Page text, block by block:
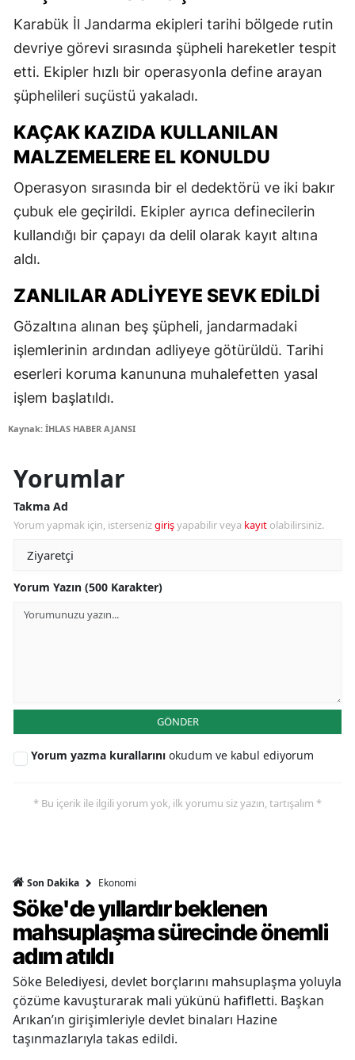
Karabük İl Jandarma ekipleri tarihi bölgede rutin
devriye görevi sırasında şüpheli hareketler tespit
etti. Ekipler hızlı bir operasyonla define arayan
şüphelileri suçüstü yakaladı.
KAÇAK KAZIDA KULLANILAN
MALZEMELERE EL KONULDU
Operasyon sırasında bir el dedektörü ve iki bakır
çubuk ele geçirildi. Ekipler ayrıca definecilerin
kullandığı bir çapayı da delil olarak kayıt altına
aldı.
ZANLILAR ADLIYEYE SEVK EDILDI
Gözaltına alınan beş şüpheli, jandarmadaki
işlemlerinin ardından adliyeye götürüldü. Tarihi
eserleri koruma kanununa muhalefetten yasal
işlem başlatıldı.
Kaynak: İHLAS HABER AJANSI
Yorumlar
Takma Ad
Yorum yapmak için, istersenizgirişyapabilir veya kayıt olabilirsiniz.
Yorum Yazın (500 Karakter)
GÖNDER
Yorum yazma kurallarını okudum ve kabul ediyorum
* Bu içerik ile ilgili yorum yok, ilk yorumu siz yazın, tartışalım *
Son Dakika Ekonomi
Söke'de yıllardır beklenen
mahsuplaşma sürecinde önemli
adım atıldı
Söke Belediyesi, devlet borçlarını mahsuplaşma yoluyla
çözüme kavuşturarak mali yükünü hafifletti. Başkan
Arıkan’ın girişimleriyle devlet binaları Hazine
taşınmazlarıyla takas edildi.